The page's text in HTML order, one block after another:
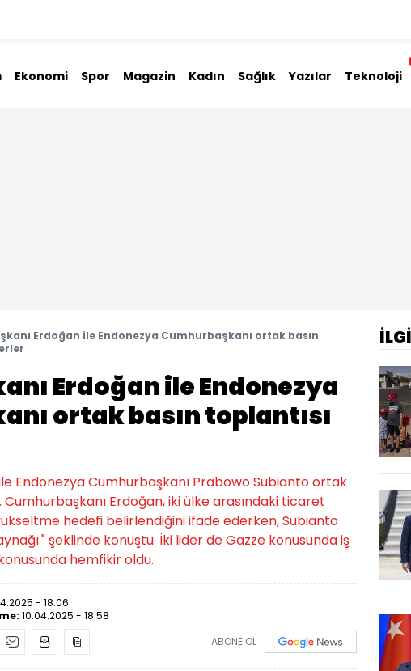
Ekonomi Spor Magazin Kadın Sağlık Yazılar Teknoloji
Erdoğan ile Endonezya Cumhurbaşkanı ortak basın
Erdoğan ile Endonezya
ortak basın toplantısı
Endonezya Cumhurbaşkanı Prabowo Subianto ortak
Cumhurbaşkanı Erdoğan, iki ülke arasındaki ticaret
hedefi belirlendiğini ifade ederken, Subianto
şeklinde konuştu. İki lider de Gazze konusunda iş
hemfikir oldu.
- 18:06
10.04.2025 - 18:58
ABONE OL